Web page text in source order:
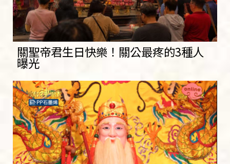
關聖帝君生日快樂！關公最疼的3種人
曝光